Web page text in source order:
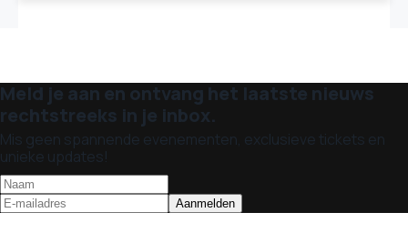
Meld je aan en ontvang het laatste nieuws
rechtstreeks in je inbox.
Mis geen spannende evenementen, exclusieve tickets en
unieke updates!